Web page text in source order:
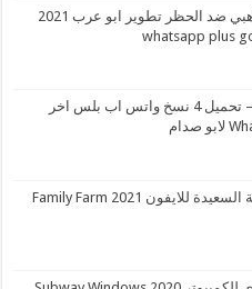
تحميل واتساب الذهبي ضد الحظر تطوير ابو عرب 2021
ابو صدام الرفاعي – تحميل 4 نسخ واتس اب بلس اخر
تحميل لعبة المزرعة السعيدة للايفون 2021 Family Farm